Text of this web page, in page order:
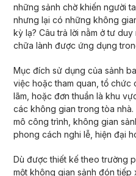
những sảnh chờ khiến người
nhưng lại có những không
kỳ lạ? Câu trả lời nằm ở tư
chữa lành được ứng dụng
Mục đích sử dụng của sảnh
việc hoặc tham quan, tổ chức
lãm, hoặc đơn thuần là khu
các không gian trong tòa
mô công trình, không gian
phong cách nghi lễ, hiện đại
Dù được thiết kế theo trường
một không gian sảnh đón tiếp